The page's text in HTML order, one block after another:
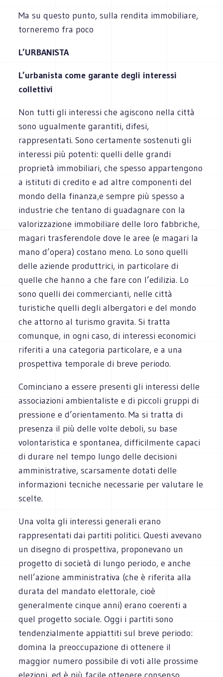
Ma su questo punto, sulla rendita immobiliare,
torneremo fra poco
L’URBANISTA
L’urbanista come garante degli interessi
collettivi
Non tutti gli interessi che agiscono nella città
sono ugualmente garantiti, difesi,
rappresentati. Sono certamente sostenuti gli
interessi più potenti: quelli delle grandi
proprietà immobiliari, che spesso appartengono
a istituti di credito e ad altre componenti del
mondo della finanza,e sempre più spesso a
industrie che tentano di guadagnare con la
valorizzazione immobiliare delle loro fabbriche,
magari trasferendole dove le aree (e magari la
mano d’opera) costano meno. Lo sono quelli
delle aziende produttrici, in particolare di
quelle che hanno a che fare con l’edilizia. Lo
sono quelli dei commercianti, nelle città
turistiche quelli degli albergatori e del mondo
che attorno al turismo gravita. Si tratta
comunque, in ogni caso, di interessi economici
riferiti a una categoria particolare, e a una
prospettiva temporale di breve periodo.
Cominciano a essere presenti gli interessi delle
associazioni ambientaliste e di piccoli gruppi di
pressione e d’orientamento. Ma si tratta di
presenza il più delle volte deboli, su base
volontaristica e spontanea, difficilmente capaci
di durare nel tempo lungo delle decisioni
amministrative, scarsamente dotati delle
informazioni tecniche necessarie per valutare le
scelte.
Una volta gli interessi generali erano
rappresentati dai partiti politici. Questi avevano
un disegno di prospettiva, proponevano un
progetto di società di lungo periodo, e anche
nell’azione amministrativa (che è riferita alla
durata del mandato elettorale, cioè
generalmente cinque anni) erano coerenti a
quel progetto sociale. Oggi i partiti sono
tendenzialmente appiattiti sul breve periodo:
domina la preoccupazione di ottenere il
maggior numero possibile di voti alle prossime